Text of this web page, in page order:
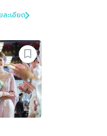
ละเอียด